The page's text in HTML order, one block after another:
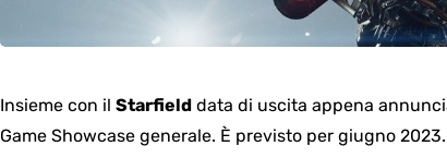
Insieme con il Starfield data di uscita appena
Game Showcase generale. È previsto per giugno 2023.